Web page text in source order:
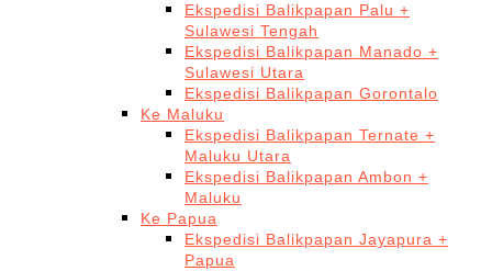
Ekspedisi Balikpapan Palu +
Sulawesi Tengah
Ekspedisi Balikpapan Manado +
Sulawesi Utara
Ekspedisi Balikpapan Gorontalo
Ke Maluku
Ekspedisi Balikpapan Ternate +
Maluku Utara
Ekspedisi Balikpapan Ambon +
Maluku
Ke Papua
Ekspedisi Balikpapan Jayapura +
Papua